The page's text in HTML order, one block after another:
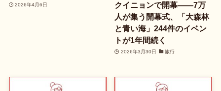
2026年4月6日
クイニョンで開幕——7万
人が集う開幕式、「大森林
と青い海」244件のイベン
トが1年間続く
2026年3月30日 旅行